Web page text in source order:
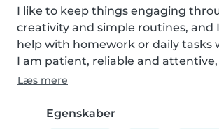
I like to keep things engaging
creativity and simple routines, and
help with homework or daily tasks
I am patient, reliable and attentive,
Læs mere
Egenskaber